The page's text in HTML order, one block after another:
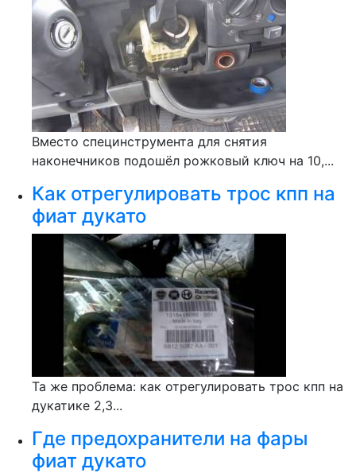
Вместо специнструмента для снятия
наконечников подошёл рожковый ключ на 10,...
Как отрегулировать трос кпп на
фиат дукато
Та же проблема: как отрегулировать трос кпп на
дукатике 2,3...
Где предохранители на фары
фиат дукато